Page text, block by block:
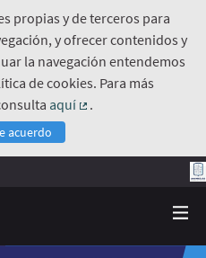
propias y de terceros para
y ofrecer contenidos y
la navegación entendemos
de cookies. Para más
aquí
.
acuerdo